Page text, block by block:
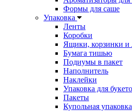
Формы для саше
Упаковка
Ленты
Коробки
Ящики, корзинки и
Бумага тишью
Подиумы в пакет
Наполнитель
Наклейки
Упаковка для
Пакеты
Купольная упаковка